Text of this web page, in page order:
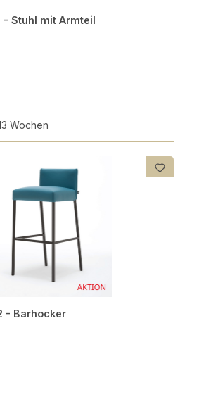
- Stuhl mit Armteil
Wochen
- Barhocker